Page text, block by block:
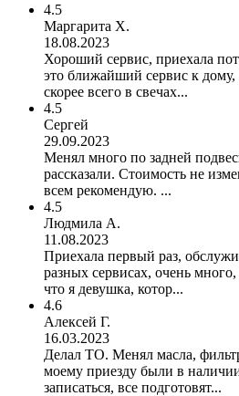
4.5
Маргарита Х.
18.08.2023
Хороший сервис, приехала
это ближайший сервис к дому,
скорее всего в свечах...
4.5
Сергей
29.09.2023
Менял много по задней
рассказали. Стоимость не
всем рекомендую. ...
4.5
Людмила А.
11.08.2023
Приехала первый раз,
разных сервисах, очень
что я девушка, котор...
4.6
Алексей Г.
16.03.2023
Делал ТО. Менял масла,
моему приезду были в
записаться, все подготовят...